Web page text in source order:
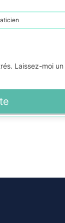
Laissez-moi